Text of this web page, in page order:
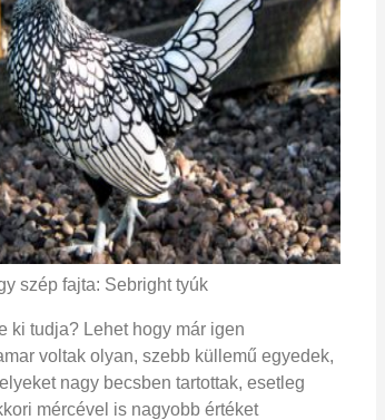
szép fajta: Sebright tyúk
ki tudja? Lehet hogy már igen
voltak olyan, szebb küllemű egyedek,
nagy becsben tartottak, esetleg
mércével is nagyobb értéket